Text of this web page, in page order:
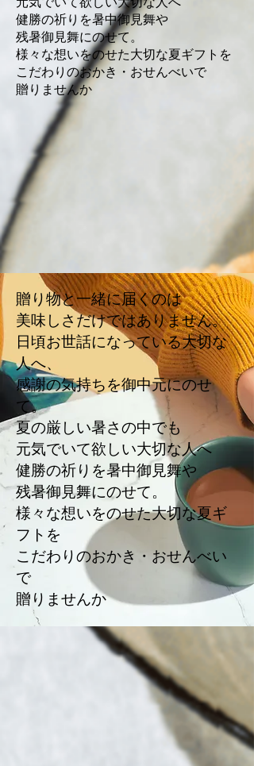
健勝の祈りを暑中御見舞や
残暑御見舞にのせて。
様々な想いをのせた大切な夏ギフトを
こだわりのおかき・おせんべいで
贈りませんか
贈り物と一緒に届くのは
美味しさだけではありません。
日頃お世話になっている大切な
人へ、
感謝の気持ちを御中元にのせ
て。
夏の厳しい暑さの中でも
元気でいて欲しい大切な人へ
健勝の祈りを暑中御見舞や
残暑御見舞にのせて。
様々な想いをのせた大切な夏ギ
フトを
こだわりのおかき・おせんべい
で
贈りませんか